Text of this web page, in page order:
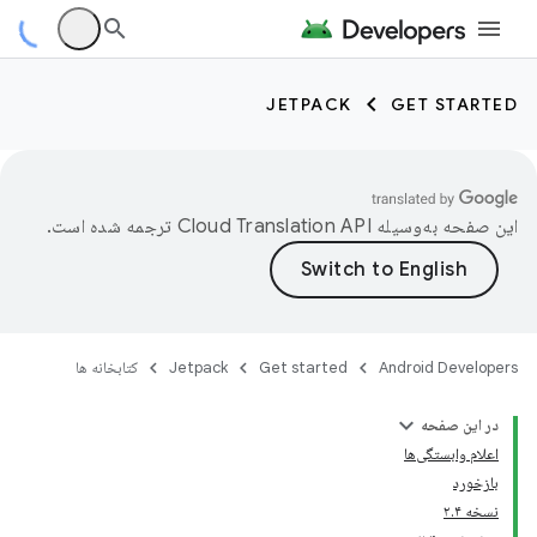
GET STARTED
JETPACK
این صفحه به‌وسیله ترجمه شده است.
Android Developers
Get started
Jetpack کتابخانه ها
در این صفحه
اعلام وابستگی‌ها
بازخورد
نسخه ۲.۴